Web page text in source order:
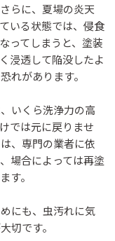
らに、夏場の炎天
いる状態では、侵食
ってしまうと、塗装
浸透して陥没したよ
れがあります。
いくら洗浄力の高
では元に戻りませ
、専門の業者に依
場合によっては再塗
す。
にも、虫汚れに気
切です。